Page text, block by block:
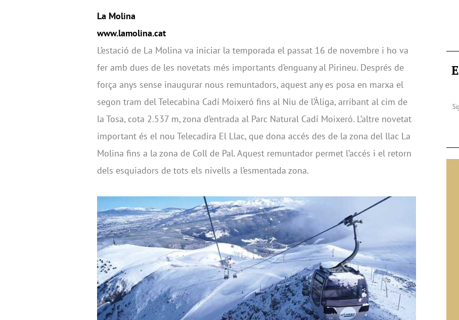
La Molina
www.lamolina.cat
L’estació de La Molina va iniciar la temporada el passat 16 de novembre i ho va
fer amb dues de les novetats més importants d’enguany al Pirineu. Després de
força anys sense inaugurar nous remuntadors, aquest any es posa en marxa el
segon tram del Telecabina Cadí Moixeró fins al Niu de l’Àliga, arribant al cim de
la Tosa, cota 2.537 m, zona d’entrada al Parc Natural Cadí Moixeró. L’altre novetat
important és el nou Telecadira El Llac, que dona accés des de la zona del llac La
Molina fins a la zona de Coll de Pal. Aquest remuntador permet l’accés i el retorn
dels esquiadors de tots els nivells a l’esmentada zona.